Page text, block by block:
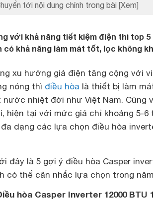
tới nội dung chính trong bài [Xem]
với khả năng tiết kiệm điện thì top
có khả năng làm mát tốt, lọc không
xu hướng giá điện tăng cộng với
nóng thì điều hòa là thiết bị làm
nước nhiệt đới như Việt Nam. Cùng
hiện tại với mức giá chỉ khoảng 5-
dạng các lựa chọn điều hòa
đây là 5 gợi ý điều hòa Casper
có thể cân nhắc lựa chọn trong năm
hòa Casper Inverter 12000 BTU